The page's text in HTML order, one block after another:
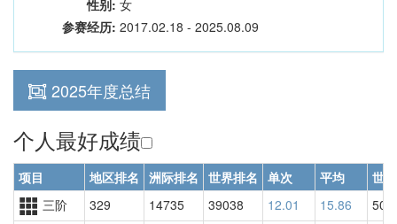
性别: 女
参赛经历: 2017.02.18 - 2025.08.09
2025年度总结
个人最好成绩
项目 地区排名 洲际排名 世界排名 单次 平均
世
三阶
329 14735 39038 12.01 15.86